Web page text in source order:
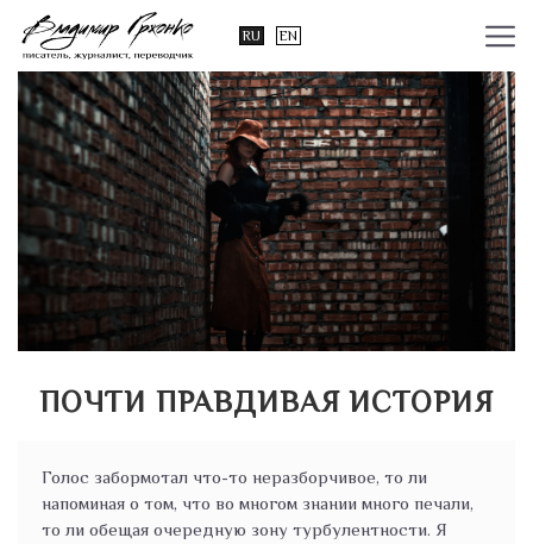
RU EN
ПОЧТИ ПРАВДИВАЯ ИСТОРИЯ
Голос забормотал что-то неразборчивое, то ли
напоминая о том, что во многом знании много печали,
то ли обещая очередную зону турбулентности. Я